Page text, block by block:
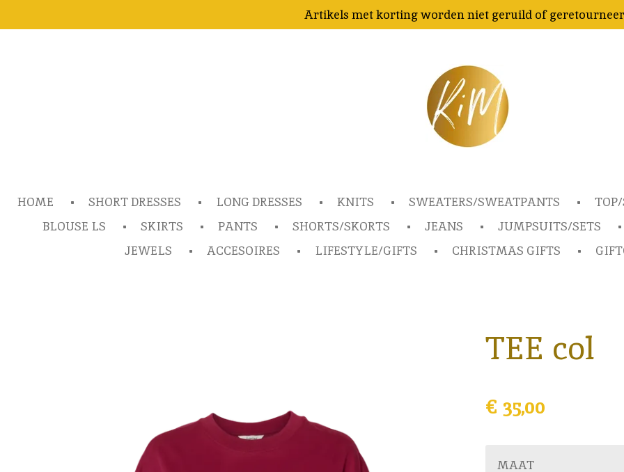
direct
Artikels met korting worden niet geruild of
HOME SHORT DRESSES LONG DRESSES KNITS SWEATERS/SWEATPANTS
BLOUSE LS
SKIRTS PANTS SHORTS/SKORTS JEANS JUMPSUITS/SETS
JEWELS
ACCESOIRES LIFESTYLE/GIFTS CHRISTMAS GIFTS
TEE col
€ 35,00
MAAT